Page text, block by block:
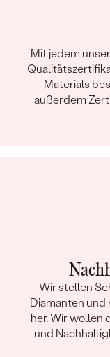
Mit jedem
Materials
außerdem
Wir stellen
Diamanten
her. Wir wollen
und